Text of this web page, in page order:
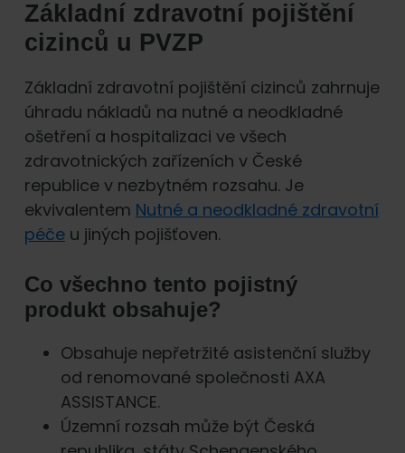
Základní zdravotní pojištění
cizinců u PVZP
Základní zdravotní pojištění cizinců zahrnuje
úhradu nákladů na nutné a neodkladné
ošetření a hospitalizaci ve všech
zdravotnických zařízeních v České
republice v nezbytném rozsahu. Je
ekvivalentem Nutné a neodkladné zdravotní
péčeu jiných pojišťoven.
Co všechno tento pojistný
produkt obsahuje?
Obsahuje nepřetržité asistenční služby
od renomované společnosti AXA
ASSISTANCE.
Územní rozsah může být Česká